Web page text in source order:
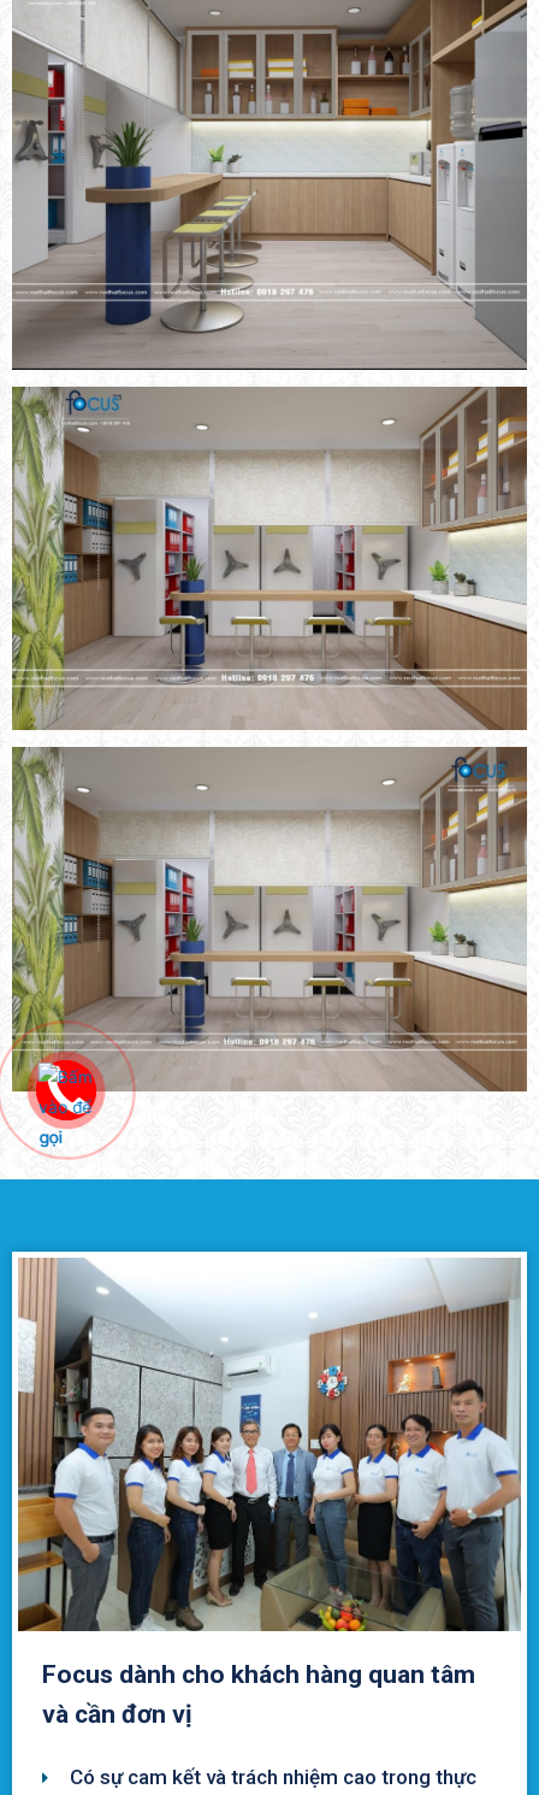
Focus dành cho khách hàng quan tâm
và cần đơn vị
Có sự cam kết và trách nhiệm cao trong thực